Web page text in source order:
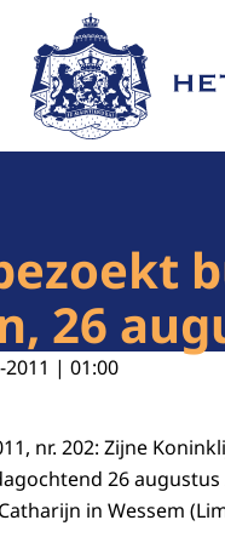
Naar de homepage
26
2011 | 01:00
nr. 202: Zijne
26
in Wessem